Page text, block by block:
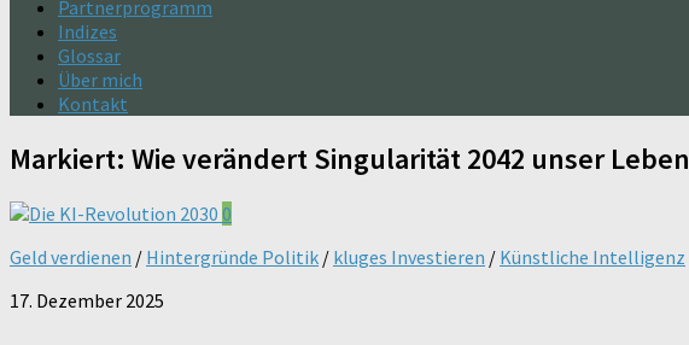
Partnerprogramm
Indizes
Glossar
Über mich
Kontakt
Markiert: Wie verändert Singularität 2042 unser Leben
0
Geld verdienen / Hintergründe Politik / kluges Investieren / Künstliche Intelligenz
17. Dezember 2025